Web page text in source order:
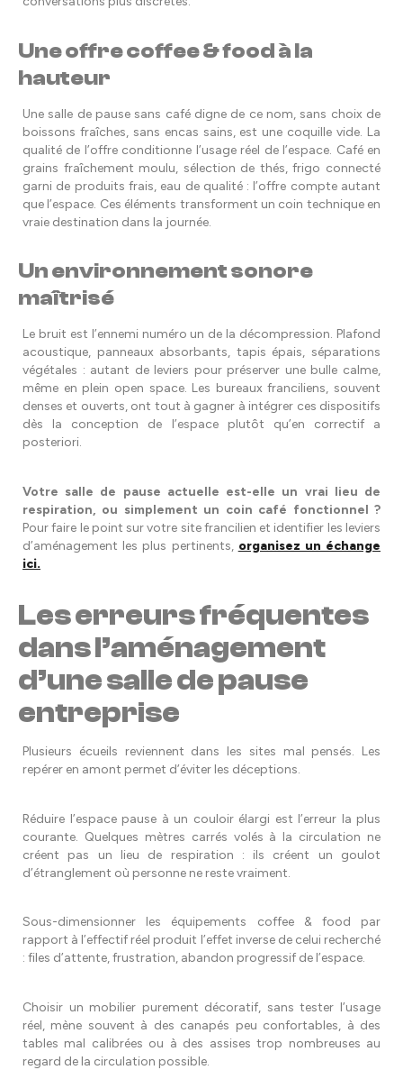
Une offre coffee & food à la
hauteur
Une salle de pause sans café digne de ce nom, sans choix de
boissons fraîches, sans encas sains, est une coquille vide. La
qualité de l’offre conditionne l’usage réel de l’espace. Café en
grains fraîchement moulu, sélection de thés, frigo connecté
garni de produits frais, eau de qualité : l’offre compte autant
que l’espace. Ces éléments transforment un coin technique en
vraie destination dans la journée.
Un environnement sonore
maîtrisé
Le bruit est l’ennemi numéro un de la décompression. Plafond
acoustique, panneaux absorbants, tapis épais, séparations
végétales : autant de leviers pour préserver une bulle calme,
même en plein open space. Les bureaux franciliens, souvent
denses et ouverts, ont tout à gagner à intégrer ces dispositifs
dès la conception de l’espace plutôt qu’en correctif a
posteriori.
Votre salle de pause actuelle est-elle un vrai lieu de
respiration, ou simplement un coin café fonctionnel ?
Pour faire le point sur votre site francilien et identifier les leviers
d’aménagement les plus pertinents, organisez un échange
ici.
Les erreurs fréquentes
dans l’aménagement
d’une salle de pause
entreprise
Plusieurs écueils reviennent dans les sites mal pensés. Les
repérer en amont permet d’éviter les déceptions.
Réduire l’espace pause à un couloir élargi est l’erreur la plus
courante. Quelques mètres carrés volés à la circulation ne
créent pas un lieu de respiration : ils créent un goulot
d’étranglement où personne ne reste vraiment.
Sous-dimensionner les équipements coffee & food par
rapport à l’effectif réel produit l’effet inverse de celui recherché
: files d’attente, frustration, abandon progressif de l’espace.
Choisir un mobilier purement décoratif, sans tester l’usage
réel, mène souvent à des canapés peu confortables, à des
tables mal calibrées ou à des assises trop nombreuses au
regard de la circulation possible.